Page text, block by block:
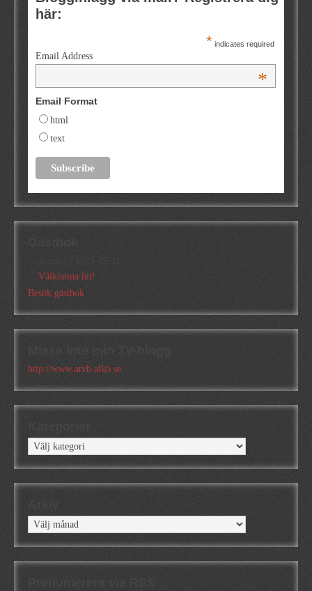
här:
* indicates required
Email Address
*
Email Format
html
text
Välkomna hit!
Besök gästbok
Missa inte min TV-blogg
http://www.atvb.alkb.se
Kategorier
Arkiv
Prenumerera via RSS